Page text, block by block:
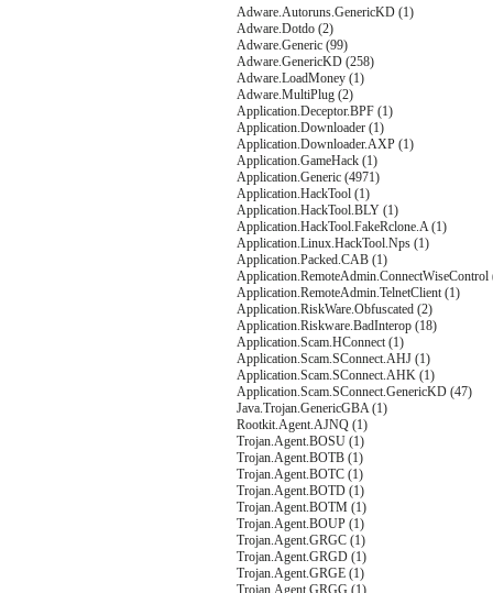
Adware.Autoruns.GenericKD (1)
Adware.Dotdo (2)
Adware.Generic (99)
Adware.GenericKD (258)
Adware.LoadMoney (1)
Adware.MultiPlug (2)
Application.Deceptor.BPF (1)
Application.Downloader (1)
Application.Downloader.AXP (1)
Application.GameHack (1)
Application.Generic (4971)
Application.HackTool (1)
Application.HackTool.BLY (1)
Application.HackTool.FakeRclone.A (1)
Application.Linux.HackTool.Nps (1)
Application.Packed.CAB (1)
Application.RemoteAdmin.ConnectWiseControl
Application.RemoteAdmin.TelnetClient (1)
Application.RiskWare.Obfuscated (2)
Application.Riskware.BadInterop (18)
Application.Scam.HConnect (1)
Application.Scam.SConnect.AHJ (1)
Application.Scam.SConnect.AHK (1)
Application.Scam.SConnect.GenericKD (47)
Java.Trojan.GenericGBA (1)
Rootkit.Agent.AJNQ (1)
Trojan.Agent.BOSU (1)
Trojan.Agent.BOTB (1)
Trojan.Agent.BOTC (1)
Trojan.Agent.BOTD (1)
Trojan.Agent.BOTM (1)
Trojan.Agent.BOUP (1)
Trojan.Agent.GRGC (1)
Trojan.Agent.GRGD (1)
Trojan.Agent.GRGE (1)
Trojan.Agent.GRGG (1)